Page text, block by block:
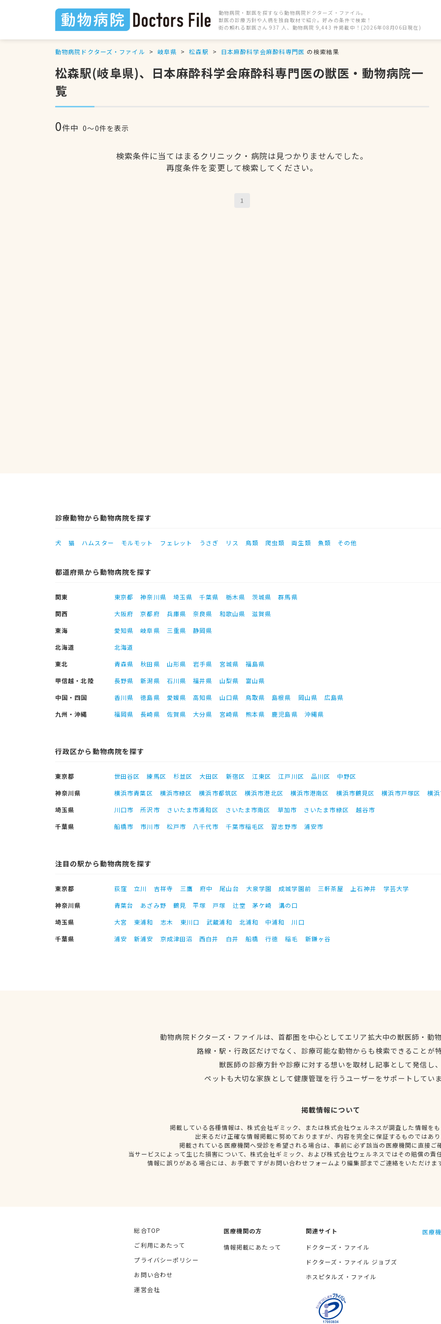
動物病院・獣医を探すなら動物病院ドクターズ・ファイル。
獣医の診療方針や人柄を独自取材で紹介。好みの条件で検索！
街の頼れる獣医さん 937 人、動物病院 9,443 件掲載中！(2026年08月06日現在)
動物病院ドクターズ・ファイル 岐阜県 松森駅 日本麻酔科学会麻酔科専門医 の検索結果
松森駅(岐阜県)、日本麻酔科学会麻酔科専門医の獣医・動物病院一
覧
0件中 0〜0件を表示
検索条件に当てはまるクリニック・病院は見つかりませんでした。
再度条件を変更して検索してください。
1
診療動物から動物病院を探す
犬 猫 ハムスター モルモット フェレット うさぎ リス 鳥類 爬虫類 両生類 魚類 その他
都道府県から動物病院を探す
関東 東京都 神奈川県 埼玉県 千葉県 栃木県 茨城県
群馬県
関西
大阪府 京都府 兵庫県 奈良県 和歌山県
滋賀県
東海
愛知県 岐阜県 三重県
静岡県
北海道
北海道
東北
青森県 秋田県 山形県 岩手県 宮城県
福島県
甲信越・北陸
長野県 新潟県 石川県 福井県 山梨県
富山県
中国・四国
香川県 徳島県 愛媛県 高知県 山口県 鳥取県 島根県 岡山県
広島県
九州・沖縄
福岡県 長崎県 佐賀県 大分県 宮崎県 熊本県 鹿児島県 沖縄県
行政区から動物病院を探す
東京都 世田谷区 練馬区 杉並区 大田区 新宿区 江東区 江戸川区 品川区
中野区
神奈川県
横浜市青葉区 横浜市緑区 横浜市都筑区 横浜市港北区 横浜市港南区 横浜市鶴見区 横浜市戸塚区
横
埼玉県
川口市 所沢市 さいたま市浦和区 さいたま市南区 草加市 さいたま市緑区
越谷市
千葉県
船橋市 市川市 松戸市 八千代市 千葉市稲毛区 習志野市 浦安市
注目の駅から動物病院を探す
東京都 荻窪 立川 吉祥寺 三鷹 府中 尾山台 大泉学園 成城学園前 三軒茶屋 上石神井
学芸大学
神奈川県
青葉台 あざみ野 鶴見 平塚 戸塚 辻堂 茅ケ崎
溝の口
埼玉県
大宮 東浦和 志木 東川口 武蔵浦和 北浦和 中浦和
川口
千葉県
浦安 新浦安 京成津田沼 西白井 白井 船橋 行徳 稲毛 新鎌ヶ谷
動物病院ドクターズ・ファイルは、首都圏を中心としてエリア拡大中の獣医師・動
路線・駅・行政区だけでなく、診療可能な動物からも検索できることが
獣医師の診療方針や診療に対する想いを取材し記事として発信し
ペットも大切な家族として健康管理を行うユーザーをサポートしてい
掲載情報について
掲載している各種情報は、株式会社ギミック、または株式会社ウェルネスが調査した情報を
出来るだけ正確な情報掲載に努めておりますが、内容を完全に保証するものではあ
掲載されている医療機関へ受診を希望される場合は、事前に必ず該当の医療機関に直接ご
当サービスによって生じた損害について、株式会社ギミック、および株式会社ウェルネスではその賠償の責
情報に誤りがある場合には、お手数ですがお問い合わせフォームより編集部までご連絡をいただけま
総合TOP
ご利用にあたって
プライバシーポリシー
お問い合わせ
運営会社
医療機関の方
情報掲載にあたって
関連サイト
ドクターズ・ファイル
ドクターズ・ファイル ジョブズ
ホスピタルズ・ファイル
医療